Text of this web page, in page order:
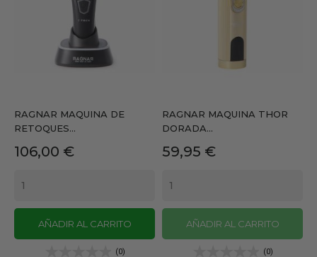
RAGNAR MAQUINA DE
RETOQUES...
Precio
106,00 €
AÑADIR AL CARRITO
(0)
RAGNAR MAQUINA THOR
DORADA...
Precio
59,95 €
AÑADIR AL CARRITO
(0)